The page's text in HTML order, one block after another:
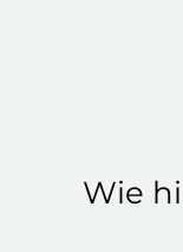
Wie